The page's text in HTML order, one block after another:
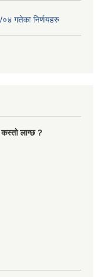
०४ गतेका निर्णयहरु
कस्तो लाग्छ ?